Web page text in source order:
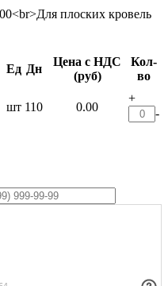
Ед Дн
Цена с НДС
(руб)
Кол-
во
шт 110 0.00
+
-